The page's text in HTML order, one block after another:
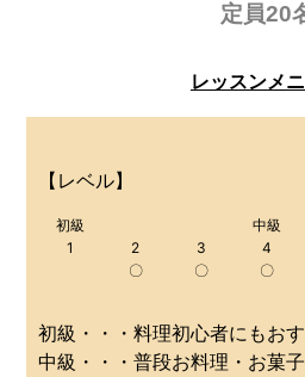
定員20
レッスンメ
【レベル】
初級 中級
1
2 3 4
〇
〇 〇
初級・・・料理初心者にもお
中級・・・普段お料理・お菓